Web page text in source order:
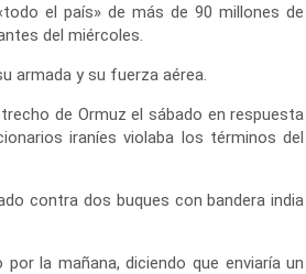
el país» de más de 90 millones de
del miércoles.
armada y su fuerza aérea.
de Ormuz el sábado en respuesta
iraníes violaba los términos del
contra dos buques con bandera india
la mañana, diciendo que enviaría un